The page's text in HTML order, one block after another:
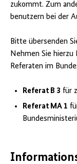
zukommt. Zum
benutzern bei der
Bitte übersenden
Nehmen Sie
Referaten im
Referat B 3 für
Referat MA 1